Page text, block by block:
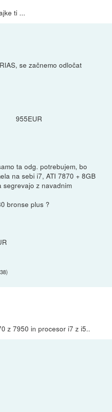
ti ...
se začnemo odločat
955EUR
ta odg. potrebujem, bo
na sebi i7, ATI 7870 + 8GB
segrevajo z navadnim
bronse plus ?
)
z 7950 in procesor i7 z i5..